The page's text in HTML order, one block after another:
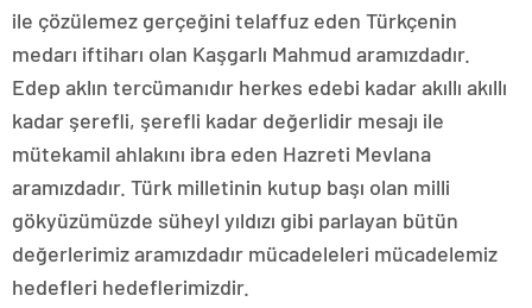
ile çözülemez gerçeğini telaffuz eden Türkçenin
medarı iftiharı olan Kaşgarlı Mahmud aramızdadır.
Edep aklın tercümanıdır herkes edebi kadar akıllı akıllı
kadar şerefli, şerefli kadar değerlidir mesajı ile
mütekamil ahlakını ibra eden Hazreti Mevlana
aramızdadır. Türk milletinin kutup başı olan milli
gökyüzümüzde süheyl yıldızı gibi parlayan bütün
değerlerimiz aramızdadır mücadeleleri mücadelemiz
hedefleri hedeflerimizdir.